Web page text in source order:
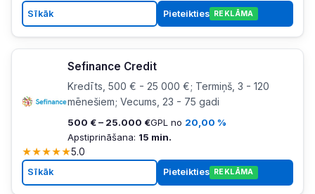
Sīkāk Pieteikties REKLĀMA
Sefinance Credit
Kredīts, 500 € - 25 000 €; Termiņš, 3 - 120
mēnešiem; Vecums, 23 - 75 gadi
500 € – 25.000 €GPL no 20,00 %
Apstiprināšana: 15 min.
★★★★★5.0
Sīkāk Pieteikties REKLĀMA